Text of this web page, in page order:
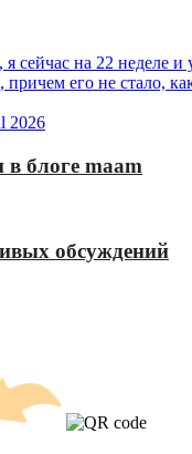
я сейчас на 22 неделе
причем его не стало,
2026
в блоге maam
обсуждений